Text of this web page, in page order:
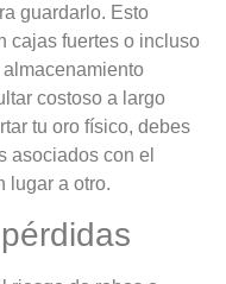
guardarlo. Esto
cajas fuertes o incluso
costoso a largo
tu oro físico, debes
asociados con el
lugar a otro.